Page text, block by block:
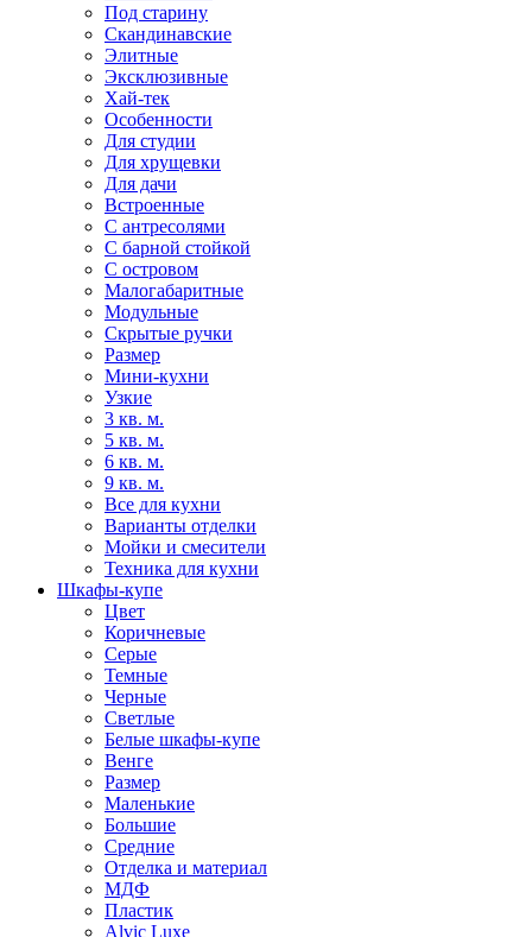
Под старину
Скандинавские
Элитные
Эксклюзивные
Хай-тек
Особенности
Для студии
Для хрущевки
Для дачи
Встроенные
С антресолями
С барной стойкой
С островом
Малогабаритные
Модульные
Скрытые ручки
Размер
Мини-кухни
Узкие
3 кв. м.
5 кв. м.
6 кв. м.
9 кв. м.
Все для кухни
Варианты отделки
Мойки и смесители
Техника для кухни
Шкафы-купе
Цвет
Коричневые
Серые
Темные
Черные
Светлые
Белые шкафы-купе
Венге
Размер
Маленькие
Большие
Средние
Отделка и материал
МДФ
Пластик
Alvic Luxe